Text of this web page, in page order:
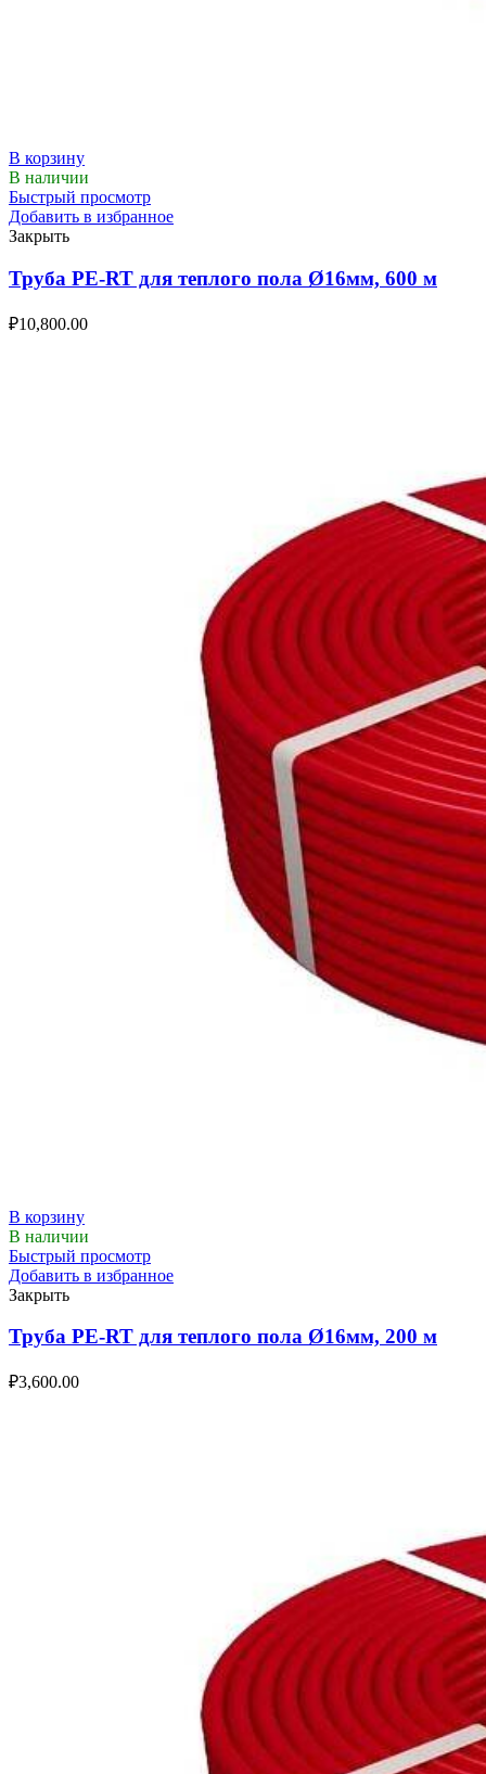
В корзину
В наличии
Быстрый просмотр
Добавить в избранное
Закрыть
Труба PE-RT для теплого пола Ø16мм, 600 м
₽10,800.00
В корзину
В наличии
Быстрый просмотр
Добавить в избранное
Закрыть
Труба PE-RT для теплого пола Ø16мм, 200 м
₽3,600.00